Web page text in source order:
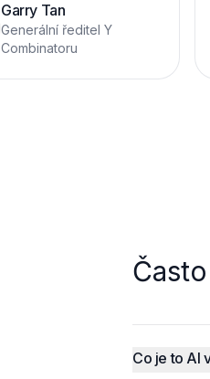
Garry Tan
Generální ředitel Y
Combinatoru
Co je to AI